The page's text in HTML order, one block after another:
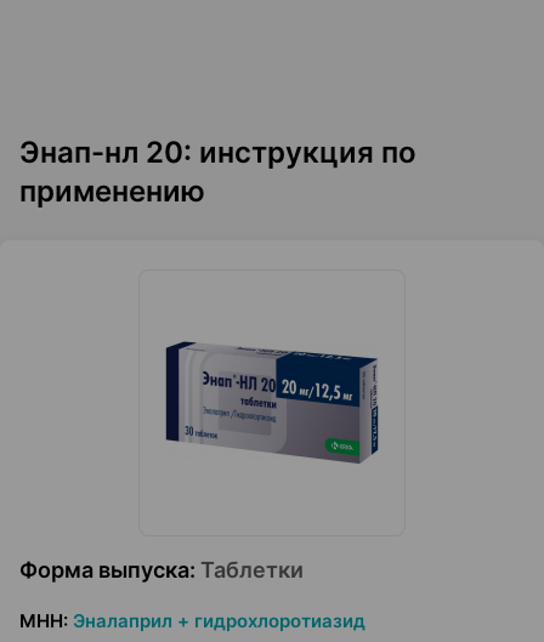
Энап-нл 20: инструкция по
применению
Форма выпуска: Таблетки
МНН: Эналаприл + гидрохлоротиазид